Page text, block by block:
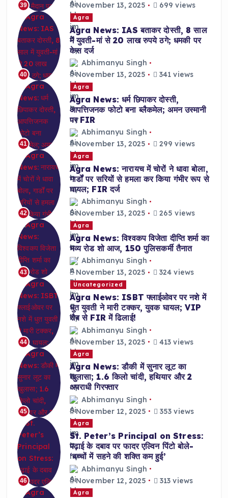
39
November 13, 2025
699 views
40
Agra
Agra News: IAS बताकर दोस्ती, 8 साल
में युवती-मां से 20 लाख रुपये ठगे; धमकी पर
केस दर्ज
Abhimanyu Singh
November 13, 2025
341 views
41
Agra
Agra News: धर्म छिपाकर दोस्ती,
आपत्तिजनक फोटो बना ब्लैकमेल; अमन उस्मानी
पर FIR
Abhimanyu Singh
November 13, 2025
299 views
42
Agra
Agra News: नारायच में चोरों ने धावा बोला,
गार्डों पर सरियों से हमला कर किया गंभीर रूप से
घायल; FIR दर्ज
Abhimanyu Singh
November 13, 2025
265 views
43
Agra
Agra News: विश्वकप विजेता दीप्ति शर्मा का
भव्य रोड शो आज, 150 पुलिसकर्मी तैनात
Abhimanyu Singh
November 13, 2025
324 views
44
Uncategorized
Agra News: ISBT फ्लाईओवर पर नशे में
धुत युवती ने मारी टक्कर, युवक घायल; VIP
रौब से FIR में ढिलाई!
Abhimanyu Singh
November 13, 2025
413 views
45
Agra
Agra News: डौकी में सुनार लूट का
खुलासा; 1.6 किलो चांदी, हथियार और 2
अपराधी गिरफ्तार
Abhimanyu Singh
November 12, 2025
353 views
46
Agra
St. Peter’s Principal on Stress:
पढ़ाई के दबाव पर फादर एल्विन पिंटो बोले-
‘बच्चों में सहने की शक्ति कम हुई’
Abhimanyu Singh
November 12, 2025
313 views
Agra